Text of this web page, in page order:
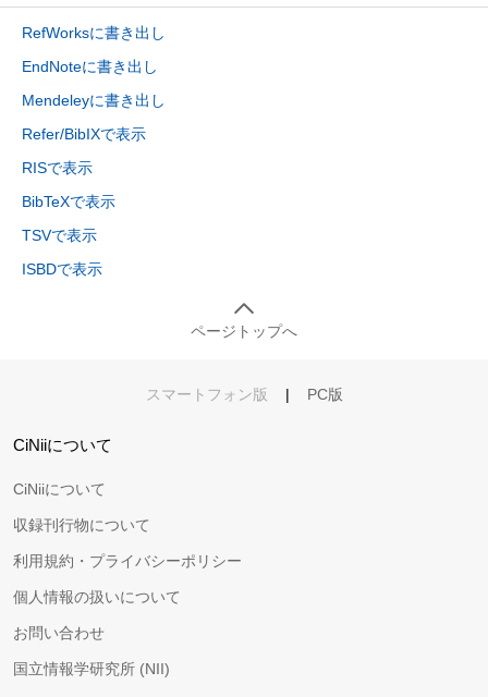
RefWorksに書き出し
EndNoteに書き出し
Mendeleyに書き出し
Refer/BibIXで表示
RISで表示
BibTeXで表示
TSVで表示
ISBDで表示
ページトップへ
スマートフォン版 | PC版
CiNiiについて
CiNiiについて
収録刊行物について
利用規約・プライバシーポリシー
個人情報の扱いについて
お問い合わせ
国立情報学研究所 (NII)